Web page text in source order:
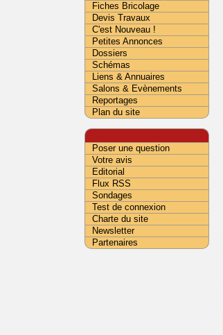
Fiches Bricolage
Devis Travaux
C'est Nouveau !
Petites Annonces
Dossiers
Schémas
Liens & Annuaires
Salons & Evènements
Reportages
Plan du site
Poser une question
Votre avis
Editorial
Flux RSS
Sondages
Test de connexion
Charte du site
Newsletter
Partenaires